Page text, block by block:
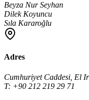
Beyza Nur Seyhan
Dilek Koyuncu
Sıla Kararoğlu
Adres
Cumhuriyet Caddesi, El
T: +90 212 219 29 71